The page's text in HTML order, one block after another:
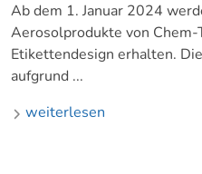
Ab dem 1. Januar 2024
Aerosolprodukte von Chem-
Etikettendesign erhalten.
aufgrund ...
weiterlesen